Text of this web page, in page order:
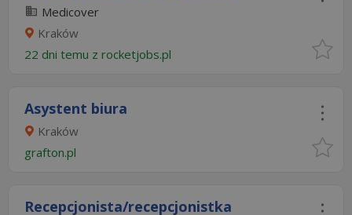
Medicover
Kraków
22 dni temu z rocketjobs.pl
Asystent biura
Kraków
grafton.pl
Recepcjonista/recepcjonistka